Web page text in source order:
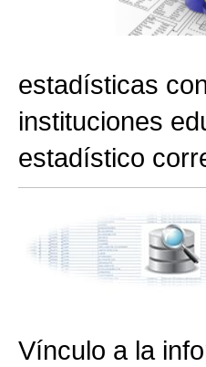
estadísticas
instituciones
estadístico
Vínculo a la